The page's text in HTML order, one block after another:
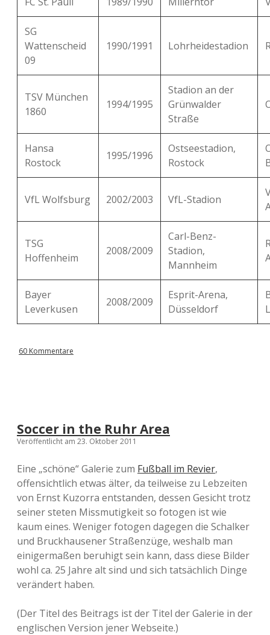
SG
Wattenscheid
09
1990/1991 Lohrheidestadion
TSV München
1860
1994/1995
Stadion an der
Grünwalder
Straße
Hansa
Rostock
1995/1996
Ostseestadion,
Rostock
VfL Wolfsburg 2002/2003 VfL-Stadion
TSG
Hoffenheim
2008/2009
Carl-Benz-
Stadion,
Mannheim
Bayer
Leverkusen
2008/2009
Esprit-Arena,
Düsseldorf
60 Kommentare
Soccer in the Ruhr Area
Veröffentlicht am 23. Oktober 2011
Eine „schöne“ Galerie zum Fußball im Revier,
offensichtlich etwas älter, da teilweise zu Lebzeiten
von Ernst Kuzorra entstanden, dessen Gesicht trotz
seiner steten Missmutigkeit so fotogen ist wie
kaum eines. Weniger fotogen dagegen die Schalker
und Bruckhausener Straßenzüge, weshalb man
einigermaßen beruhigt sein kann, dass diese Bilder
wohl ca. 25 Jahre alt sind und sich tatsächlich Dinge
verändert haben.
(Der Titel des Beitrags ist der Titel der Galerie in der
englischen Version jener Webseite.)